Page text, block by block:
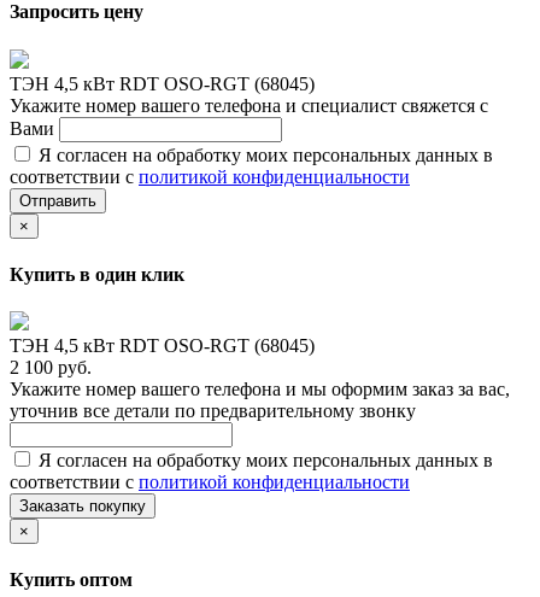
Запросить цену
ТЭН 4,5 кВт RDT OSO-RGT (68045)
Укажите номер вашего телефона и специалист свяжется с
Вами
Я согласен на обработку моих персональных данных в
соответствии с политикой конфиденциальности
Отправить
×
Купить в один клик
ТЭН 4,5 кВт RDT OSO-RGT (68045)
2 100 руб.
Укажите номер вашего телефона и мы оформим заказ за вас,
уточнив все детали по предварительному звонку
Я согласен на обработку моих персональных данных в
соответствии с политикой конфиденциальности
Заказать покупку
×
Купить оптом